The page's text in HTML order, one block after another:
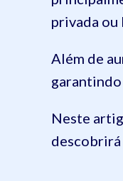
privada
Além de
garantindo
Neste